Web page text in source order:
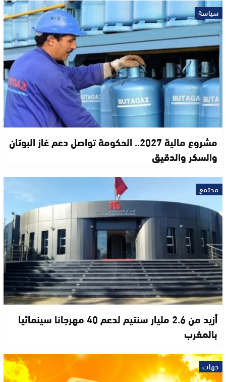
سياسة
مشروع مالية 2027.. الحكومة تواصل دعم غاز البوتان
والسكر والدقيق
مجتمع
أزيد من 2.6 مليار سنتيم لدعم 40 مهرجانا سينمائيا
بالمغرب
جهات